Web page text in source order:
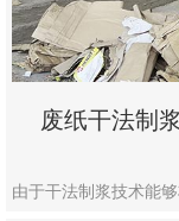
废纸干法制
由于干法制浆技术能